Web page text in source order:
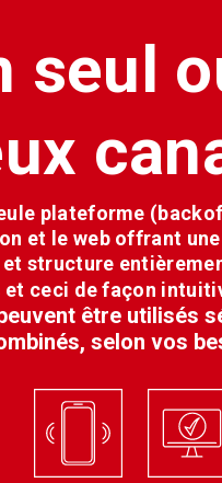
seul
plateforme
et le web offrant
et structure
et ceci de façon
être utilisés
selon vos